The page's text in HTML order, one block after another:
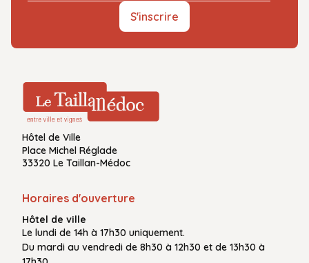
S'inscrire
Hôtel de Ville
Place Michel Réglade
33320 Le Taillan-Médoc
Horaires d'ouverture
Hôtel de ville
Le lundi de 14h à 17h30 uniquement.
Du mardi au vendredi de 8h30 à 12h30 et de 13h30 à